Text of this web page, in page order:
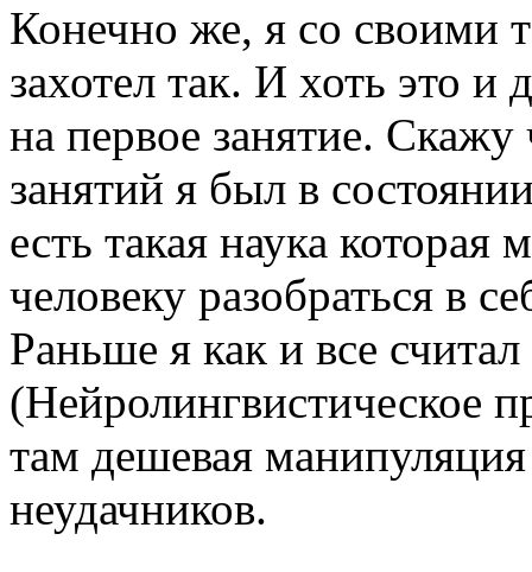
Конечно же, я со своими
захотел так. И хоть это
на первое занятие.
занятий я был в
есть такая наука
человеку разобраться в
Раньше я как и все
(Нейролингвистическое
там дешевая
неудачников.